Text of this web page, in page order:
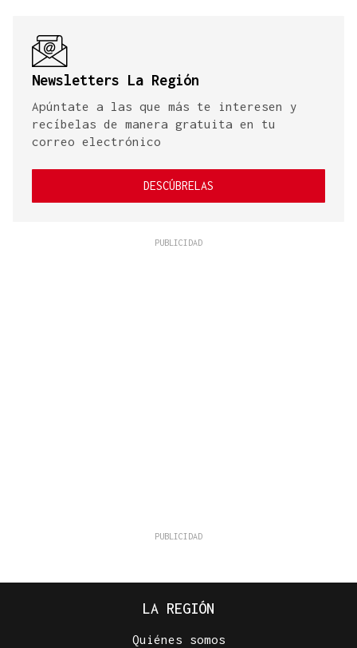
Newsletters La Región
Apúntate a las que más te interesen y
recíbelas de manera gratuita en tu
correo electrónico
DESCÚBRELAS
LA REGIÓN
Quiénes somos